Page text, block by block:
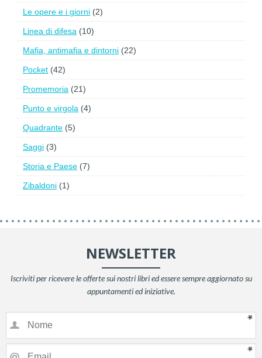
Le opere e i giorni (2)
Linea di difesa (10)
Mafia, antimafia e dintorni (22)
Pocket (42)
Promemoria (21)
Punto e virgola (4)
Quadrante (5)
Saggi (3)
Storia e Paese (7)
Zibaldoni (1)
NEWSLETTER
Iscriviti per ricevere le offerte sui nostri libri ed essere sempre aggiornato su
appuntamenti ed iniziative.